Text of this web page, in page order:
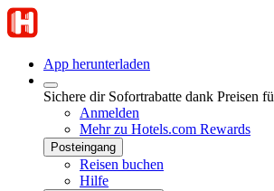
App herunterladen
Sichere dir Sofortrabatte dank Preisen
Anmelden
Mehr zu Hotels.com Rewards
Posteingang
Reisen buchen
Hilfe